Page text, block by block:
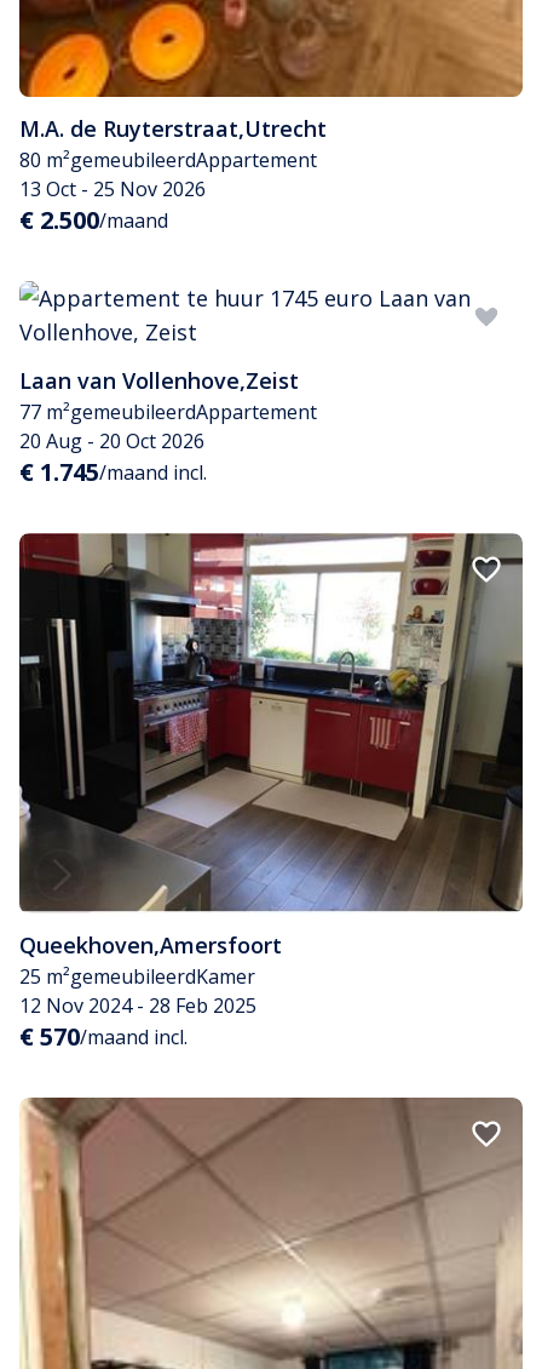
M.A. de Ruyterstraat,Utrecht
80 m²gemeubileerdAppartement
13 Oct - 25 Nov 2026
€ 2.500/maand
Laan van Vollenhove,Zeist
77 m²gemeubileerdAppartement
20 Aug - 20 Oct 2026
€ 1.745/maand incl.
Queekhoven,Amersfoort
25 m²gemeubileerdKamer
12 Nov 2024 - 28 Feb 2025
€ 570/maand incl.